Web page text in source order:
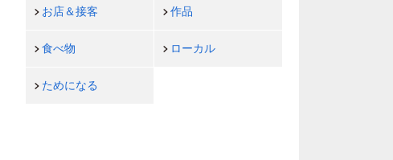
お店＆接客 作品
食べ物 ローカル
ためになる